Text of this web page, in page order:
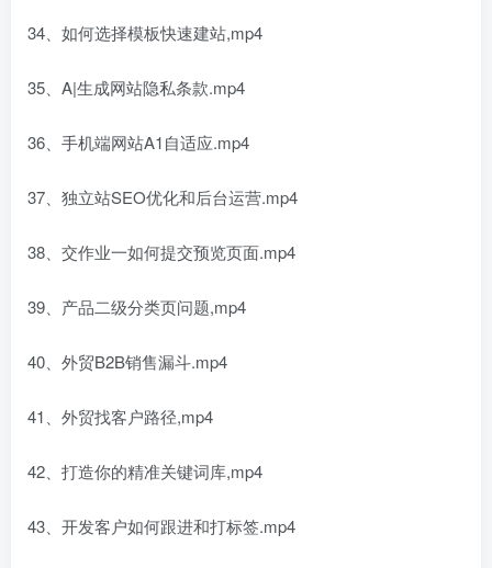
34、如何选择模板快速建站,mp4
35、A|生成网站隐私条款.mp4
36、手机端网站A1自适应.mp4
37、独立站SEO优化和后台运营.mp4
38、交作业一如何提交预览页面.mp4
39、产品二级分类页问题,mp4
40、外贸B2B销售漏斗.mp4
41、外贸找客户路径,mp4
42、打造你的精准关键词库,mp4
43、开发客户如何跟进和打标签.mp4